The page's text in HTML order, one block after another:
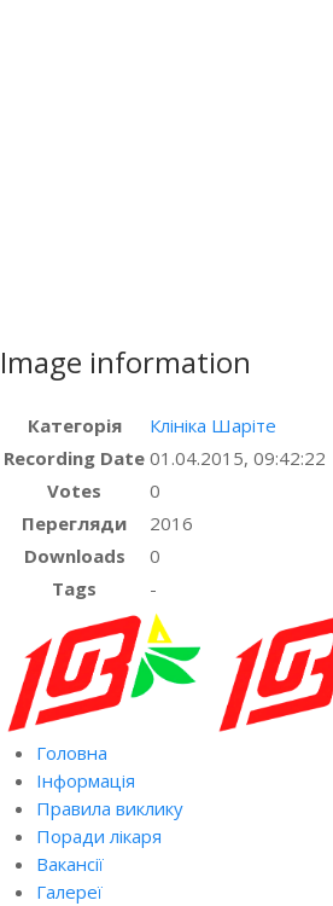
Image information
Категорія
Клініка Шаріте
Recording Date 01.04.2015, 09:42:22
Votes
0
Перегляди
2016
Downloads
0
Tags
-
Головна
Інформація
Правила виклику
Поради лікаря
Вакансії
Галереї